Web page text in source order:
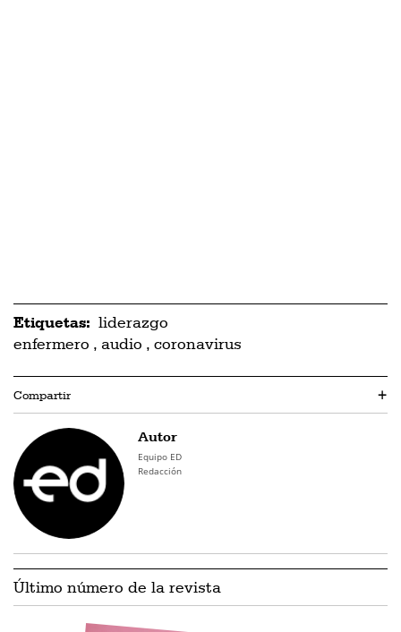
Etiquetas: liderazgo
enfermero , audio , coronavirus
Compartir +
Autor
Equipo ED
Redacción
Último número de la revista